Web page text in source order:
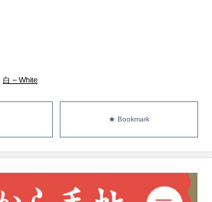
白 – White
★ Bookmark